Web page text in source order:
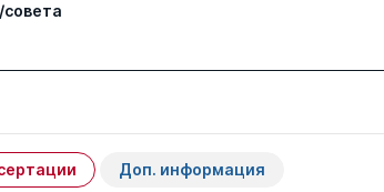
Доп. информация